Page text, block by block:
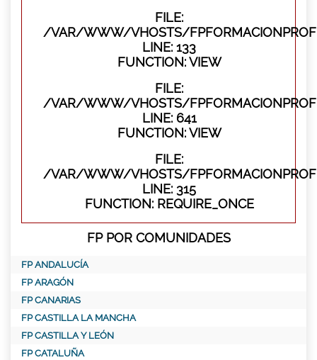
FILE:
/VAR/WWW/VHOSTS/
LINE: 133
FUNCTION: VIEW
FILE:
/VAR/WWW/VHOSTS/
LINE: 641
FUNCTION: VIEW
FILE:
/VAR/WWW/VHOSTS/
LINE: 315
FUNCTION: REQUIRE_ONCE
FP POR COMUNIDADES
FP ANDALUCÍA
FP ARAGÓN
FP CANARIAS
FP CASTILLA LA MANCHA
FP CASTILLA Y LEÓN
FP CATALUÑA